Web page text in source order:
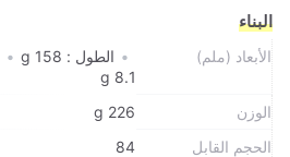
البناء
الأبعاد (ملم) • الطول : 158 g •
8.1 g
الوزن
226 g
الحجم القابل
84